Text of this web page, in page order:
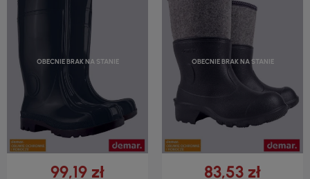
OBECNIE BRAK NA STANIE
99,19 zł
OBECNIE BRAK NA STANIE
83,53 zł